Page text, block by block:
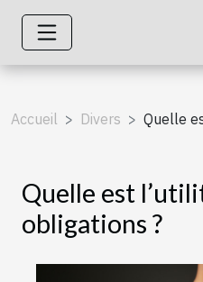
Accueil Divers Quelle
Quelle est
obligations ?